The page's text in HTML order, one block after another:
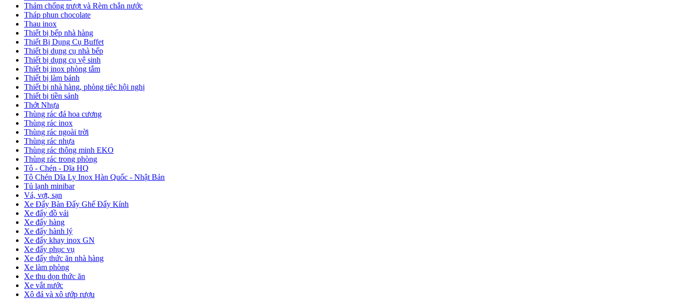
Thảm chống trượt và Rèm chắn nước
Tháp phun chocolate
Thau inox
Thiết bị bếp nhà hàng
Thiết Bị Dụng Cụ Buffet
Thiết bị dụng cụ nhà bếp
Thiết bị dụng cụ vệ sinh
Thiết bị inox phòng tắm
Thiết bị làm bánh
Thiết bị nhà hàng, phòng tiệc hội nghị
Thiết bị tiền sảnh
Thớt Nhựa
Thùng rác đá hoa cương
Thùng rác inox
Thùng rác ngoài trời
Thùng rác nhựa
Thùng rác thông minh EKO
Thùng rác trong phòng
Tô - Chén - Dĩa HQ
Tô Chén Dĩa Ly Inox Hàn Quốc - Nhật Bản
Tủ lạnh minibar
Vá, vợt, sạn
Xe Đẩy Bàn Đẩy Ghế Đẩy Kính
Xe đẩy đồ vải
Xe đẩy hàng
Xe đẩy hành lý
Xe đẩy khay inox GN
Xe đẩy phục vụ
Xe đẩy thức ăn nhà hàng
Xe làm phòng
Xe thu dọn thức ăn
Xe vắt nước
Xô đá và xô ướp rượu